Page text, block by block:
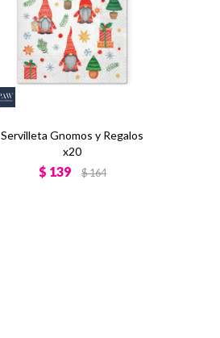
Servilleta Gnomos y Regalos
x20
$ 139 $164